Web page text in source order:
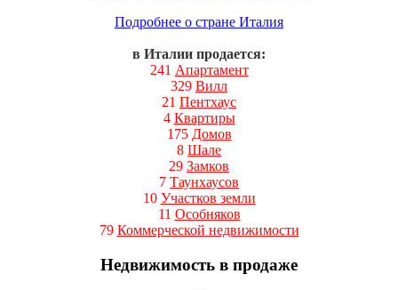
Подробнее о стране Италия
в Италии продается:
241 Апартамент
329 Вилл
21 Пентхаус
4 Квартиры
175 Домов
8 Шале
29 Замков
7 Таунхаусов
10 Участков земли
11 Особняков
79 Коммерческой недвижимости
Недвижимость в продаже